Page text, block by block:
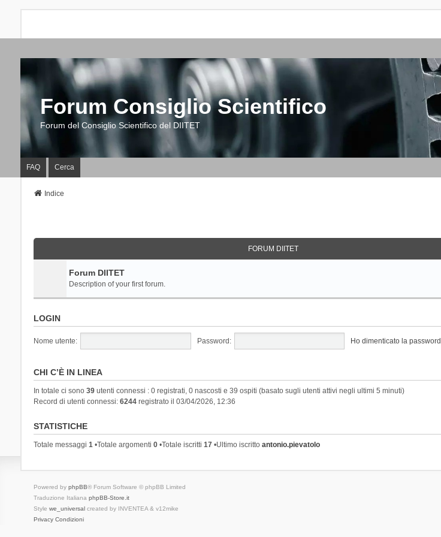
Forum Consiglio Scientifico
Forum del Consiglio Scientifico del DIITET
FAQ Cerca
Indice
FORUM DIITET
Forum DIITET
Description of your first forum.
LOGIN
Nome utente: Password: Ho dimenticato la password
CHI C’È IN LINEA
In totale ci sono 39utenti connessi : 0 registrati, 0 nascosti e 39 ospiti (basato sugli utenti attivi negli ultimi 5 minuti)
Record di utenti connessi: 6244registrato il 03/04/2026, 12:36
STATISTICHE
Totale messaggi 1•Totale argomenti 0•Totale iscritti 17•Ultimo iscritto antonio.pievatolo
Powered by phpBB® Forum Software © phpBB Limited
Traduzione Italiana phpBB-Store.it
Style we_universalcreated by INVENTEA & v12mike
Privacy Condizioni